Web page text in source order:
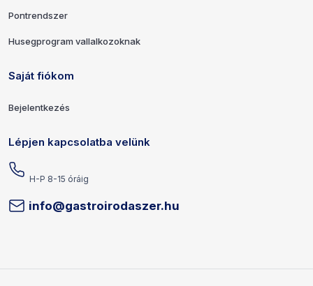
Pontrendszer
Husegprogram vallalkozoknak
Saját fiókom
Bejelentkezés
Lépjen kapcsolatba velünk
H-P 8-15 óráig
info@gastroirodaszer.hu